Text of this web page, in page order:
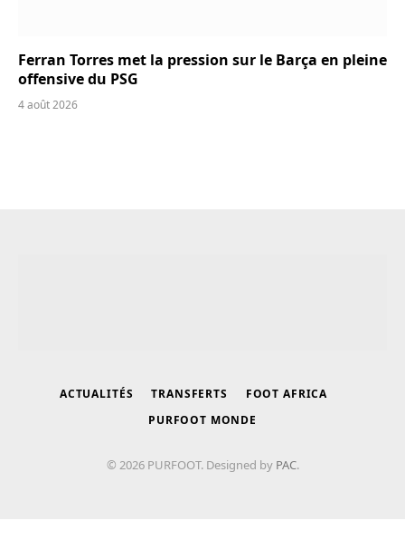
Ferran Torres met la pression sur le Barça en pleine
offensive du PSG
4 août 2026
ACTUALITÉS TRANSFERTS
FOOT AFRICA
PURFOOT MONDE
© 2026 PURFOOT. Designed by PAC.